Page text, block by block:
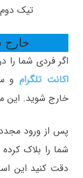
تیک
خارج
اگر فردی شما را
اکانت تلگرامو
خارج شوید. این
پس از ورود مجدد
شما را بلاک
دقت کنید این